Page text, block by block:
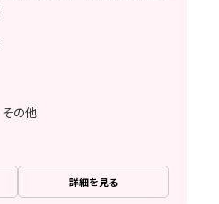
の他
詳細を見る